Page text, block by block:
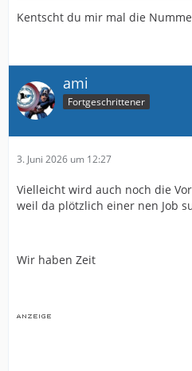
Kentscht du mir mal die
ami
Fortgeschrittener
3. Juni 2026 um 12:27
Vielleicht wird auch noch die
weil da plötzlich einer nen Job
Wir haben Zeit